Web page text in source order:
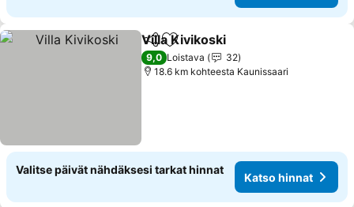
Jaa Lisää suosikkeihin
Villa Kivikoski
9,0 Loistava
32
18.6 km kohteesta Kaunissaari
Valitse päivät nähdäksesi tarkat hinnat
Katso hinnat